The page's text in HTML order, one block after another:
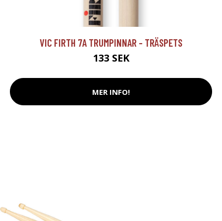
VIC FIRTH 7A TRUMPINNAR - TRÄSPETS
133 SEK
MER INFO!